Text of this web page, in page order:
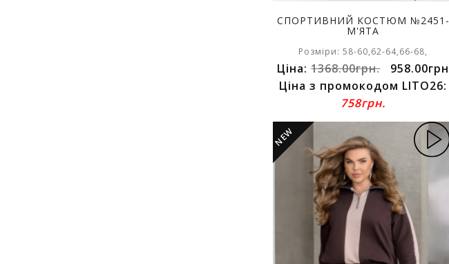
СПОРТИВНИЙ КОСТЮМ №2451-
М'ЯТА
Розміри: 58-60,62-64,66-68,
Ціна:1368.00грн.
958.00грн
Ціна з промокодом LITO26:
758грн.
NEW